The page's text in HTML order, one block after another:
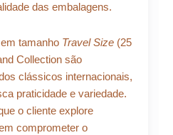
das embalagens.
tamanho Travel Size (25
Collection são
clássicos internacionais,
praticidade e variedade.
o cliente explore
comprometer o